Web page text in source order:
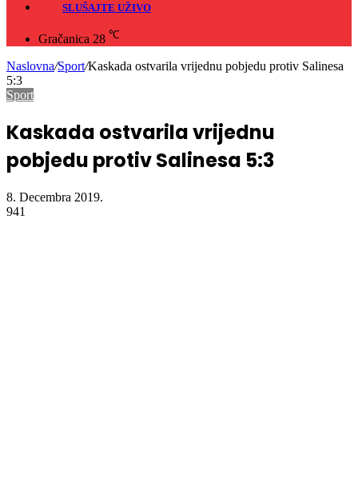
SLUŠAJTE UŽIVO
Gračanica 28 ℃
Naslovna/Sport/Kaskada ostvarila vrijednu pobjedu protiv Salinesa
5:3
Sport
Kaskada ostvarila vrijednu
pobjedu protiv Salinesa 5:3
8. Decembra 2019.
941